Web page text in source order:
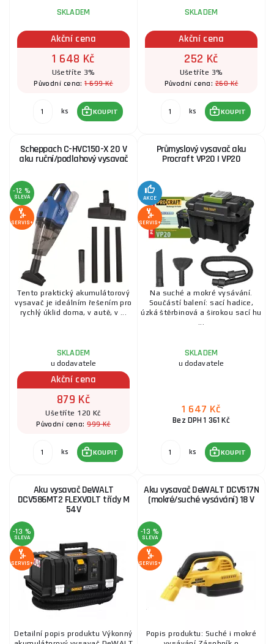
SKLADEM
Akční cena
1 648 Kč
Ušetříte 3%
Původní cena:1 699 Kč
ks KOUPIT
SKLADEM
Akční cena
252 Kč
Ušetříte 3%
Původní cena:260 Kč
ks KOUPIT
Scheppach C-HVC150-X 20 V
aku ruční/podlahový vysavač
-12 %
SLEVA
SERVIS+
Tento praktický akumulátorový
vysavač je ideálním řešením pro
rychlý úklid doma, v autě, v ...
SKLADEM
u dodavatele
Akční cena
879 Kč
Ušetříte 120 Kč
Původní cena:999 Kč
ks KOUPIT
Průmyslový vysavač aku
Procraft VP20 | VP20
AKCE
SERVIS+
Na suché a mokré vysávání.
Součástí balení: sací hadice,
úzká štěrbinová a širokou sací hu
...
SKLADEM
u dodavatele
1 647 Kč
Bez DPH 1 361 Kč
ks KOUPIT
Aku vysavač DeWALT
DCV586MT2 FLEXVOLT třídy M
54V
-13 %
SLEVA
SERVIS+
Detailní popis produktu Výkonný
Aku vysavač DeWALT DCV517N
(mokré/suché vysávání) 18 V
-13 %
SLEVA
SERVIS+
Popis produktu: Suché i mokré